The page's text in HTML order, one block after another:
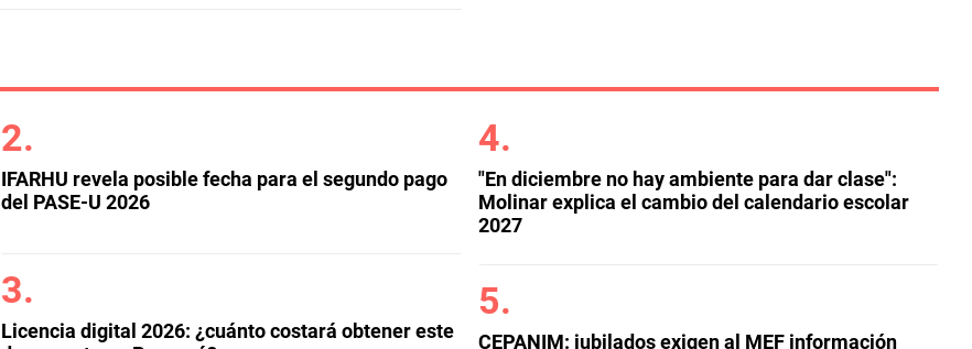
IFARHU revela posible fecha para el segundo pago
del PASE-U 2026
Licencia digital 2026: ¿cuánto costará obtener este
"En diciembre no hay ambiente para dar clase":
Molinar explica el cambio del calendario escolar
2027
CEPANIM: jubilados exigen al MEF información